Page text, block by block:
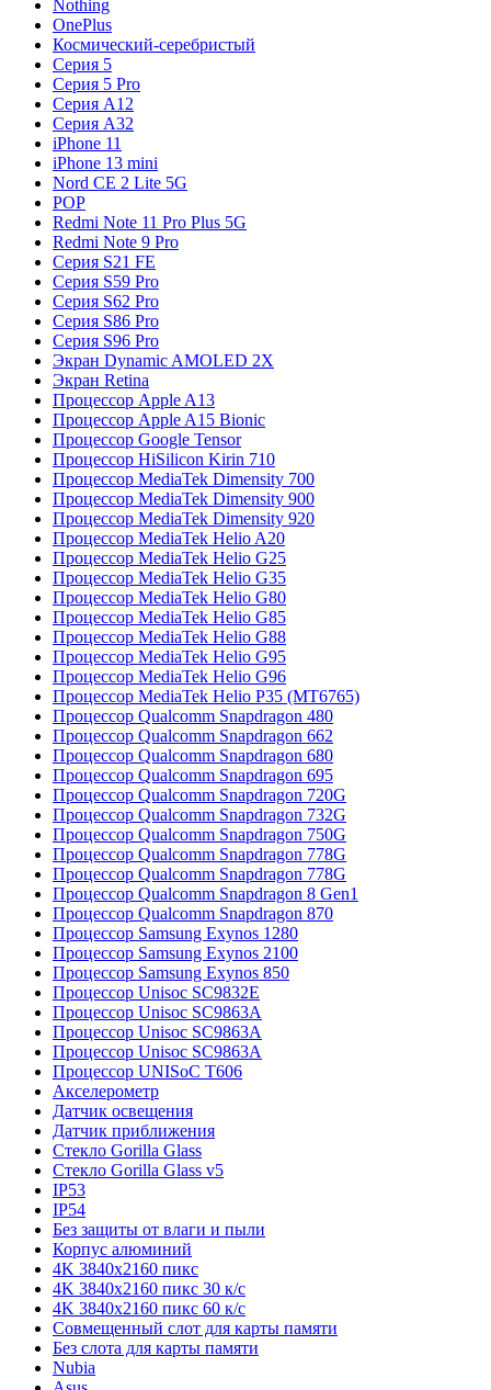
Nothing
OnePlus
Космический-серебристый
Серия 5
Серия 5 Pro
Серия A12
Серия A32
iPhone 11
iPhone 13 mini
Nord CE 2 Lite 5G
POP
Redmi Note 11 Pro Plus 5G
Redmi Note 9 Pro
Серия S21 FE
Серия S59 Pro
Серия S62 Pro
Серия S86 Pro
Серия S96 Pro
Экран Dynamic AMOLED 2X
Экран Retina
Процессор Apple A13
Процессор Apple A15 Bionic
Процессор Google Tensor
Процессор HiSilicon Kirin 710
Процессор MediaTek Dimensity 700
Процессор MediaTek Dimensity 900
Процессор MediaTek Dimensity 920
Процессор MediaTek Helio A20
Процессор MediaTek Helio G25
Процессор MediaTek Helio G35
Процессор MediaTek Helio G80
Процессор MediaTek Helio G85
Процессор MediaTek Helio G88
Процессор MediaTek Helio G95
Процессор MediaTek Helio G96
Процессор MediaTek Helio P35 (MT6765)
Процессор Qualcomm Snapdragon 480
Процессор Qualcomm Snapdragon 662
Процессор Qualcomm Snapdragon 680
Процессор Qualcomm Snapdragon 695
Процессор Qualcomm Snapdragon 720G
Процессор Qualcomm Snapdragon 732G
Процессор Qualcomm Snapdragon 750G
Процессор Qualcomm Snapdragon 778G
Процессор Qualcomm Snapdragon 778G
Процессор Qualcomm Snapdragon 8 Gen1
Процессор Qualcomm Snapdragon 870
Процессор Samsung Exynos 1280
Процессор Samsung Exynos 2100
Процессор Samsung Exynos 850
Процессор Unisoc SC9832E
Процессор Unisoc SC9863A
Процессор Unisoc SC9863A
Процессор Unisoc SC9863A
Процессор UNISoC T606
Акселерометр
Датчик освещения
Датчик приближения
Стекло Gorilla Glass
Стекло Gorilla Glass v5
IP53
IP54
Без защиты от влаги и пыли
Корпус алюминий
4K 3840x2160 пикс
4K 3840x2160 пикс 30 к/с
4K 3840x2160 пикс 60 к/с
Совмещенный слот для карты памяти
Без слота для карты памяти
Nubia